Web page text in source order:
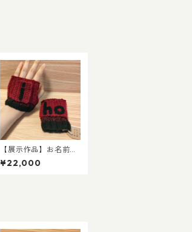
【展示作品】お名前ワ
ッペン付き 赤×黒グラ
デーション手袋
¥22,000